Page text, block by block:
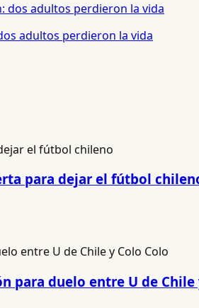
adultos perdieron la vida
para dejar el fútbol
para duelo entre U de Chile